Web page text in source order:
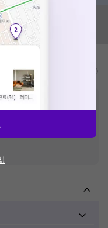
비급여/급여 진료란?
과 상이할 수 있으니, 정확
되어 있는 급여 진료 기준 가
어, 병원마다 금액이 다르게
!